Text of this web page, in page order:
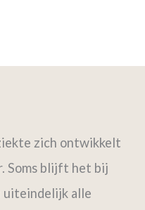
zich ontwikkelt
Soms blijft het bij
uiteindelijk alle